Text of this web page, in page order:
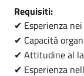
Requisiti:
✔ Esperienza
✔ Capacità
✔ Attitudine al
✔ Esperienza